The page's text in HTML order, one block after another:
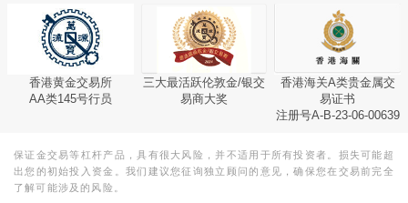
香港黄金交易所
AA类145号行员
三大最活跃伦敦金/银交
易商大奖
香港海关A类贵金属交
易证书
注册号A-B-23-06-00639
保证金交易等杠杆产品，具有很大风险，并不适用于所有投资者。损失可能超
出您的初始投入资金。我们建议您征询独立顾问的意见，确保您在交易前完全
了解可能涉及的风险。